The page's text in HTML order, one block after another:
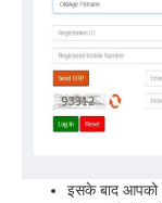
इसके बाद आपको